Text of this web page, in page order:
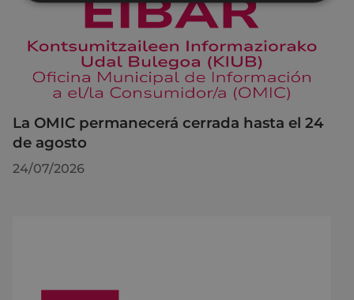
La OMIC permanecerá cerrada hasta el 24
de agosto
24/07/2026